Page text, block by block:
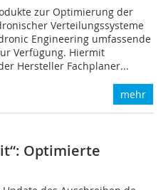
zur Optimierung der
Verteilungssysteme
Engineering umfassende
Verfügung. Hiermit
Hersteller Fachplaner...
mehr
Optimierte